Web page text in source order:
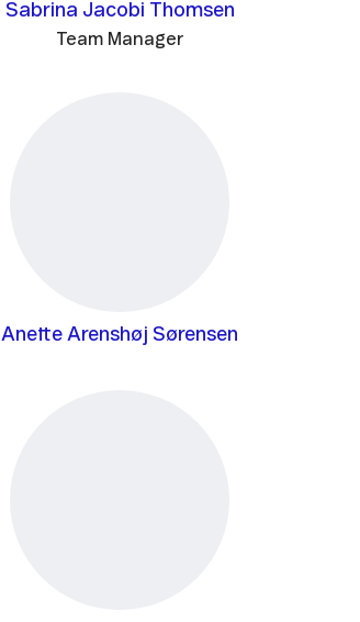
Sabrina Jacobi Thomsen
Team Manager
Anette Arenshøj Sørensen